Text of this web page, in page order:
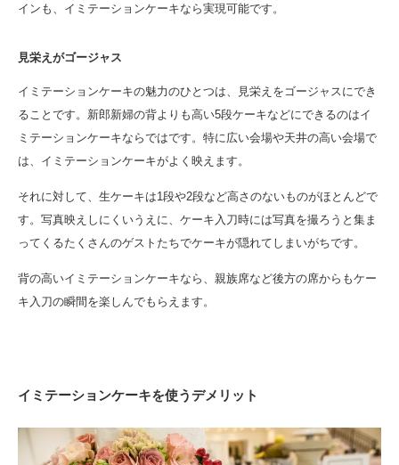
インも、イミテーションケーキなら実現可能です。
見栄えがゴージャス
イミテーションケーキの魅力のひとつは、見栄えをゴージャスにでき
ることです。新郎新婦の背よりも高い5段ケーキなどにできるのはイ
ミテーションケーキならではです。特に広い会場や天井の高い会場で
は、イミテーションケーキがよく映えます。
それに対して、生ケーキは1段や2段など高さのないものがほとんどで
す。写真映えしにくいうえに、ケーキ入刀時には写真を撮ろうと集ま
ってくるたくさんのゲストたちでケーキが隠れてしまいがちです。
背の高いイミテーションケーキなら、親族席など後方の席からもケー
キ入刀の瞬間を楽しんでもらえます。
イミテーションケーキを使うデメリット